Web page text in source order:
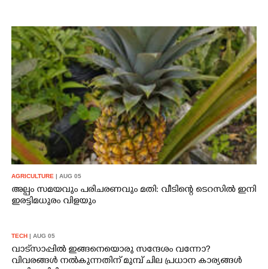
AGRICULTURE | AUG 05
അല്പം സമയവും പരിചരണവും മതി: വീടിന്റെ ടെറസിൽ ഇനി
ഇരട്ടിമധുരം വിളയും
TECH | AUG 05
വാട്‌സാപ്പിൽ ഇങ്ങനെയൊരു സന്ദേശം വന്നോ?
വിവരങ്ങൾ നൽകുന്നതിന് മുമ്പ് ചില പ്രധാന കാര്യങ്ങൾ